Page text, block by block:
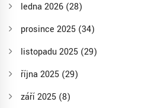
ledna 2026 (28)
prosince 2025 (34)
listopadu 2025 (29)
října 2025 (29)
září 2025 (8)